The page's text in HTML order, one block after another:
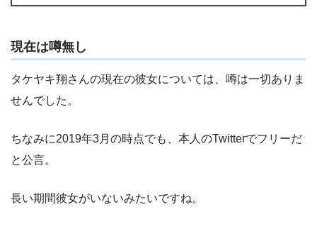
現在は噂無し
タケヤキ翔さんの現在の彼女については、噂は一切ありま
せんでした。
ちなみに2019年3月の時点でも、本人のTwitterでフリーだ
と公言。
長い期間彼女がいないみたいですね。